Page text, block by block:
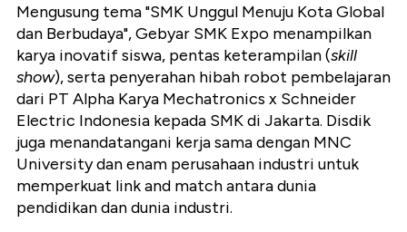
Mengusung tema "SMK Unggul Menuju Kota Global
dan Berbudaya", Gebyar SMK Expo menampilkan
karya inovatif siswa, pentas keterampilan (skill
show), serta penyerahan hibah robot pembelajaran
dari PT Alpha Karya Mechatronics x Schneider
Electric Indonesia kepada SMK di Jakarta. Disdik
juga menandatangani kerja sama dengan MNC
University dan enam perusahaan industri untuk
memperkuat link and match antara dunia
pendidikan dan dunia industri.